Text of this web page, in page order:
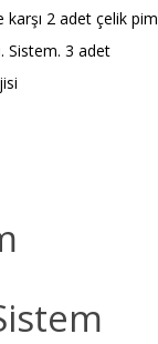
karşı 2 adet çelik
Sistem. 3 adet